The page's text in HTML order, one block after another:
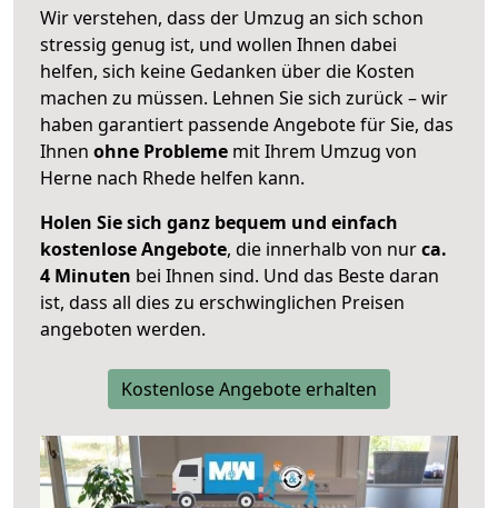
Wir verstehen, dass der Umzug an sich schon
stressig genug ist, und wollen Ihnen dabei
helfen, sich keine Gedanken über die Kosten
machen zu müssen. Lehnen Sie sich zurück – wir
haben garantiert passende Angebote für Sie, das
Ihnen ohne Probleme mit Ihrem Umzug von
Herne nach Rhede helfen kann.
Holen Sie sich ganz bequem und einfach
kostenlose Angebote, die innerhalb von nurca.
4 Minuten bei Ihnen sind. Und das Beste daran
ist, dass all dies zu erschwinglichen Preisen
angeboten werden.
Kostenlose Angebote erhalten